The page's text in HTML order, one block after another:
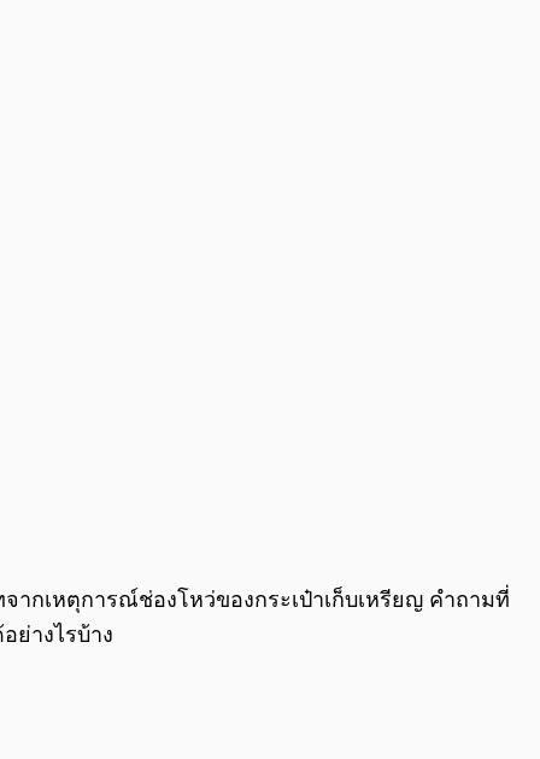
0:00 0:00
ากเหตุการณ์ช่องโหว่ของกระเป๋าเก็บเหรียญ คำถามที่
ย่างไรบ้าง